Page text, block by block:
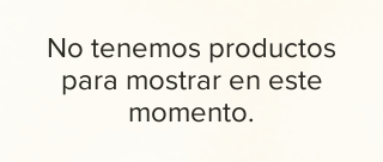
No tenemos productos
para mostrar en este
momento.